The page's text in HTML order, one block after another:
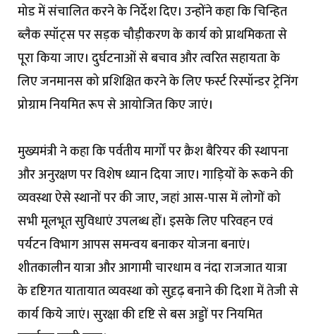
मोड में संचालित करने के निर्देश दिए। उन्होंने कहा कि चिन्हित
ब्लैक स्पॉट्स पर सड़क चौड़ीकरण के कार्य को प्राथमिकता से
पूरा किया जाए। दुर्घटनाओं से बचाव और त्वरित सहायता के
लिए जनमानस को प्रशिक्षित करने के लिए फर्स्ट रिस्पॉन्डर ट्रेनिंग
प्रोग्राम नियमित रूप से आयोजित किए जाएं।
मुख्यमंत्री ने कहा कि पर्वतीय मार्गों पर क्रैश बैरियर की स्थापना
और अनुरक्षण पर विशेष ध्यान दिया जाए। गाड़ियों के रूकने की
व्यवस्था ऐसे स्थानों पर की जाए, जहां आस-पास में लोगों को
सभी मूलभूत सुविधाएं उपलब्ध हों। इसके लिए परिवहन एवं
पर्यटन विभाग आपस समन्वय बनाकर योजना बनाएं।
शीतकालीन यात्रा और आगामी चारधाम व नंदा राजजात यात्रा
के दृष्टिगत यातायात व्यवस्था को सुदृ़ढ़ बनाने की दिशा में तेजी से
कार्य किये जाएं। सुरक्षा की दृष्टि से बस अड्डों पर नियमित